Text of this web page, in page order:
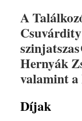
A
Hernyák
valamint a
Díjak